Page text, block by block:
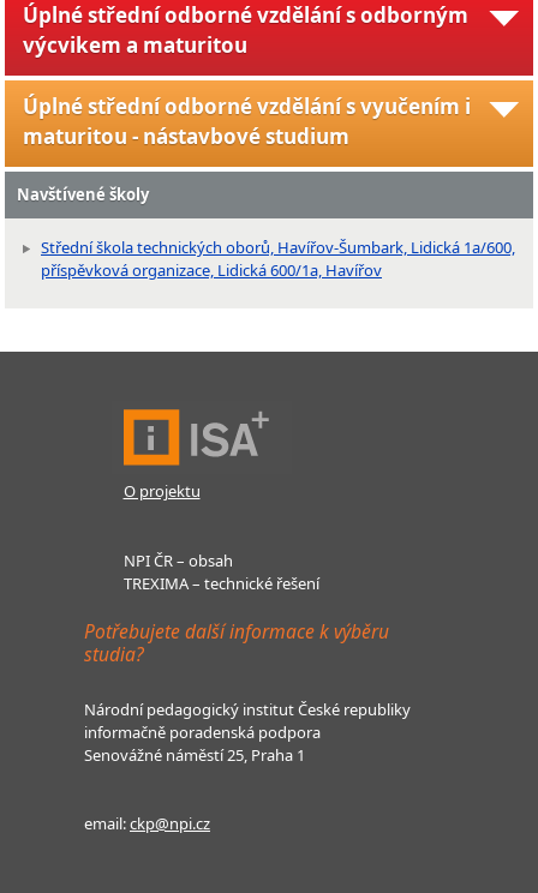
Úplné střední odborné vzdělání s odborným
výcvikem a maturitou
Úplné střední odborné vzdělání s vyučením i
maturitou - nástavbové studium
Navštívené školy
Střední škola technických oborů, Havířov-Šumbark, Lidická 1a/600,
příspěvková organizace, Lidická 600/1a, Havířov
O projektu
NPI ČR – obsah
TREXIMA – technické řešení
Potřebujete další informace k výběru
studia?
Národní pedagogický institut České republiky
informačně poradenská podpora
Senovážné náměstí 25, Praha 1
email:ckp@npi.cz